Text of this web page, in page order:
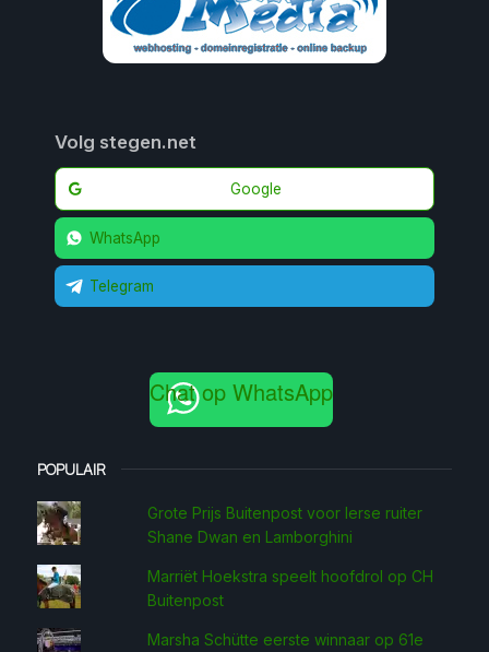
Volg stegen.net
Google
WhatsApp
Telegram
Chat op WhatsApp
POPULAIR
Grote Prijs Buitenpost voor Ierse ruiter
Shane Dwan en Lamborghini
Marriët Hoekstra speelt hoofdrol op CH
Buitenpost
Marsha Schütte eerste win­naar op 61e